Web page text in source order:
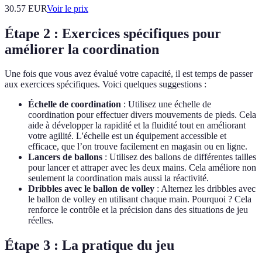
30.57 EURVoir le prix
Étape 2 : Exercices spécifiques pour
améliorer la coordination
Une fois que vous avez évalué votre capacité, il est temps de passer
aux exercices spécifiques. Voici quelques suggestions :
Échelle de coordination : Utilisez une échelle de
coordination pour effectuer divers mouvements de pieds. Cela
aide à développer la rapidité et la fluidité tout en améliorant
votre agilité. L'échelle est un équipement accessible et
efficace, que l’on trouve facilement en magasin ou en ligne.
Lancers de ballons : Utilisez des ballons de différentes tailles
pour lancer et attraper avec les deux mains. Cela améliore non
seulement la coordination mais aussi la réactivité.
Dribbles avec le ballon de volley : Alternez les dribbles avec
le ballon de volley en utilisant chaque main. Pourquoi ? Cela
renforce le contrôle et la précision dans des situations de jeu
réelles.
Étape 3 : La pratique du jeu